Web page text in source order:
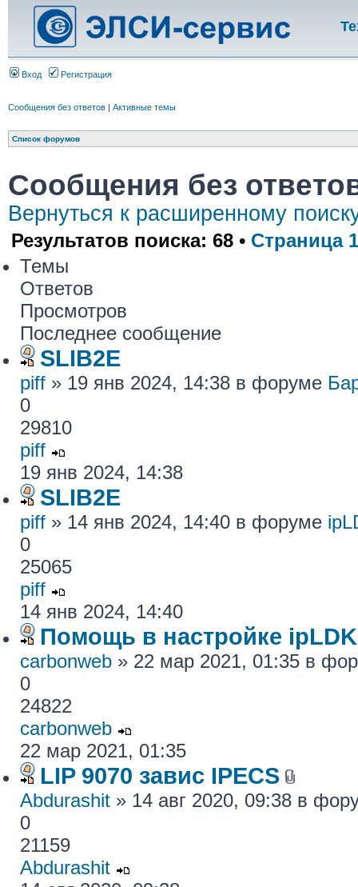
Вход Регистрация
Сообщения без ответов | Активные темы
Список форумов
Сообщения без
Вернуться к расширенному
Результатов поиска: 68 • Страница 1
Темы
Ответов
Просмотров
Последнее сообщение
SLIB2E
piff » 19 янв 2024, 14:38 в форуме
0
29810
piff
19 янв 2024, 14:38
SLIB2E
piff » 14 янв 2024, 14:40 в форуме
0
25065
piff
14 янв 2024, 14:40
Помощь в настройке
carbonweb » 22 мар 2021, 01:35 в
0
24822
carbonweb
22 мар 2021, 01:35
LIP 9070 завис IPECS
Abdurashit » 14 авг 2020, 09:38 в
0
21159
Abdurashit